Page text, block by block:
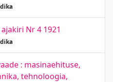
Nr 4 1921
: masinaehituse,
tehnoloogia,